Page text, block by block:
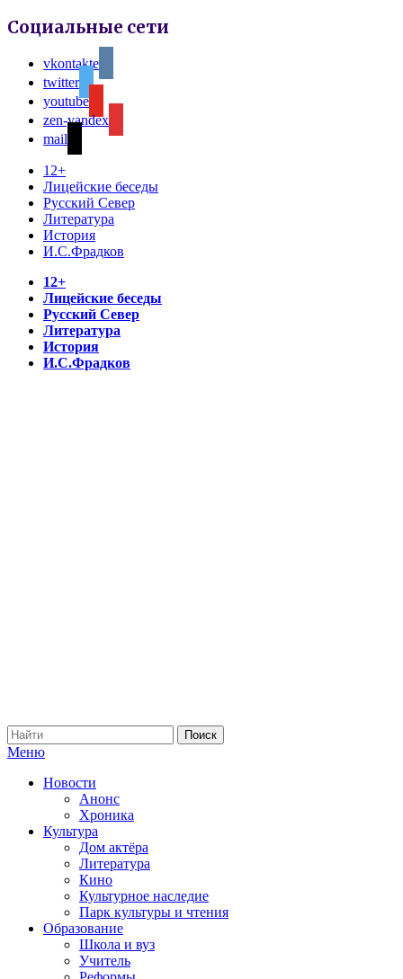
Социальные сети
vkontakte
twitter
youtube
zen-yandex
mail
12+
Лицейские беседы
Русский Север
Литература
История
И.С.Фрадков
12+
Лицейские беседы
Русский Север
Литература
История
И.С.Фрадков
Меню
Новости
Анонс
Хроника
Культура
Дом актёра
Литература
Кино
Культурное наследие
Парк культуры и чтения
Образование
Школа и вуз
Учитель